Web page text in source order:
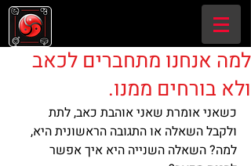
למה אנחנו מתחברים לכאב
ולא בורחים ממנו.
כשאני אומרת שאני אוהבת כאב, לתת
ולקבל השאלה או התגובה הראשונית היא,
למה? השאלה השנייה היא איך אפשר